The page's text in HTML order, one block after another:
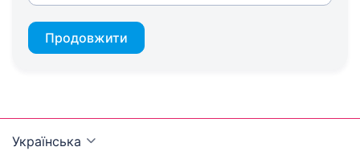
Продовжити
Українська